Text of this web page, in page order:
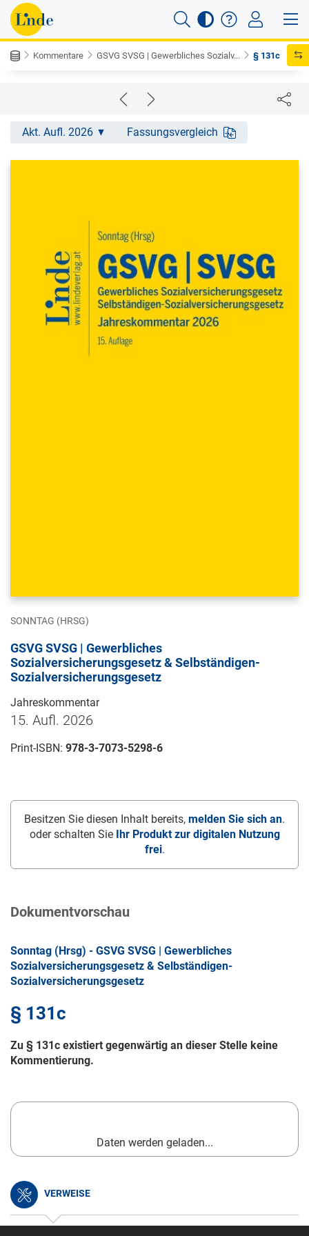
Kommentare GSVG SVSG | Gewerbliches Sozialv... § 131c
Akt. Aufl. 2026 Fassungsvergleich
SONNTAG (HRSG)
GSVG SVSG | Gewerbliches
Sozialversicherungsgesetz & Selbständigen-
Sozialversicherungsgesetz
Jahreskommentar
15. Aufl. 2026
Print-ISBN: 978-3-7073-5298-6
Besitzen Sie diesen Inhalt bereits, melden Sie sich an.
oder schalten Sie
Ihr Produkt zur digitalen Nutzung
frei.
Dokumentvorschau
Sonntag (Hrsg) - GSVG SVSG | Gewerbliches
Sozialversicherungsgesetz & Selbständigen-
Sozialversicherungsgesetz
§ 131c
Zu § 131c existiert gegenwärtig an dieser Stelle keine
Kommentierung.
Daten werden geladen...
VERWEISE